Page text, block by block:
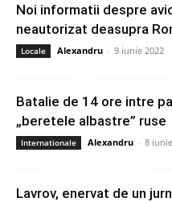
Noi informatii despre
neautorizat deasupra
Locale Alexandru - 9 iunie 2022
Batalie de 14 ore intre
„beretele albastre” ruse
Internationale Alexandru - 8
Lavrov, enervat de un